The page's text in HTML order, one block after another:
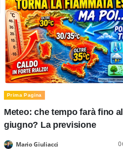
Prima Pagina
Meteo: che tempo farà fino
giugno? La previsione
Mario Giuliacci